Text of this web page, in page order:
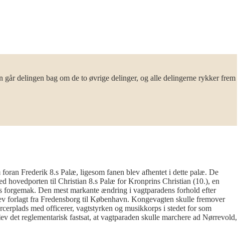
delingen bag om de to øvrige delinger, og alle delingerne rykker frem
Frederik 8.s Palæ, ligesom fanen blev afhentet i dette palæ. De
hovedporten til Christian 8.s Palæ for Kronprins Christian (10.), en
Den mest markante ændring i vagtparadens forhold efter
forlagt fra Fredensborg til København. Kongevagten skulle fremover
med officerer, vagtstyrken og musikkorps i stedet for som
reglementarisk fastsat, at vagtparaden skulle marchere ad Nørrevold,